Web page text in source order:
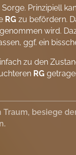
Prinzipiell
RG zu befördern.
wird.
ggf. ein
zu den
RG
besiege